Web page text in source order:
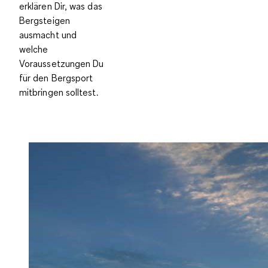
erklären Dir, was das
Bergsteigen
ausmacht und
welche
Voraussetzungen Du
für den Bergsport
mitbringen solltest.